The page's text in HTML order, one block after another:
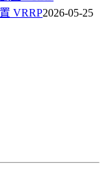
VRRP2026-05-25